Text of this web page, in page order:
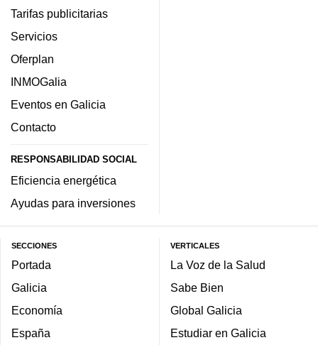
Tarifas publicitarias
Servicios
Oferplan
INMOGalia
Eventos en Galicia
Contacto
RESPONSABILIDAD SOCIAL
Eficiencia energética
Ayudas para inversiones
SECCIONES
Portada
Galicia
Economía
España
VERTICALES
La Voz de la Salud
Sabe Bien
Global Galicia
Estudiar en Galicia